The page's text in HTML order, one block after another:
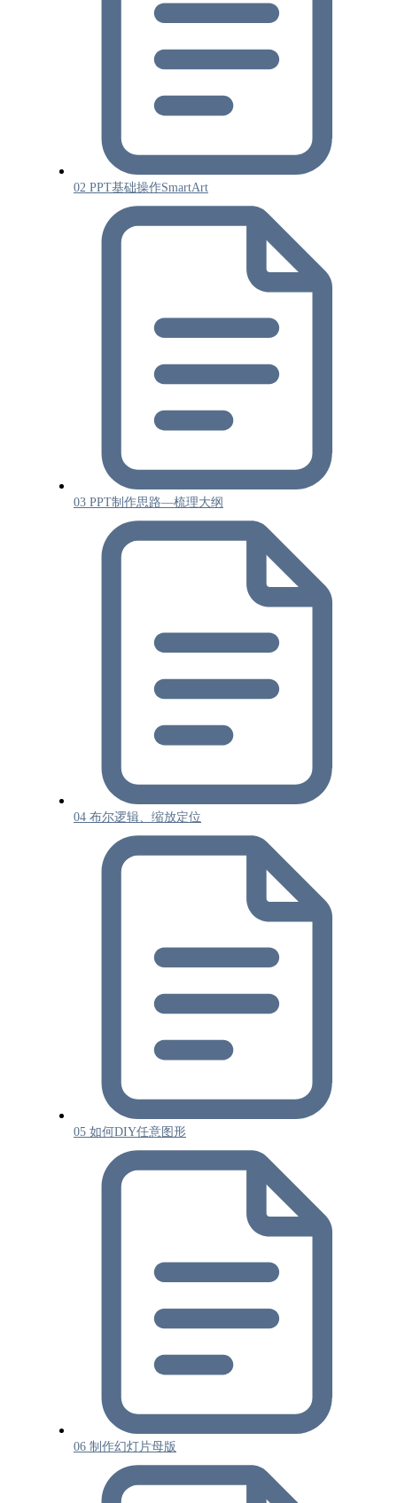
02 PPT基础操作SmartArt
03 PPT制作思路—梳理大纲
04 布尔逻辑、缩放定位
05 如何DIY任意图形
06 制作幻灯片母版